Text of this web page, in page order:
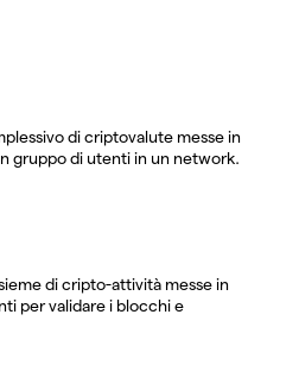
di criptovalute messe in
gruppo di utenti in un network.
di cripto-attività messe in
per validare i blocchi e